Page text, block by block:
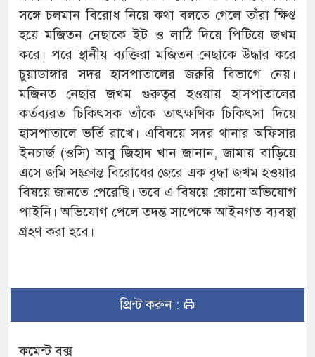
সঙ্গে চলমান বিরোধ নিয়ে কথা বলতে গেলে তাঁরা ক্ষিপ্ত
হয়ে মজিতন নেছাকে ইট ও লাঠি দিয়ে পিটিয়ে জখম
করে। পরে স্থানীয় ব্যক্তিরা মজিতন নেছাকে উদ্ধার করে
চুয়াডাঙ্গার সদর হাসপাতালের জরুরি বিভাগে নেয়।
মজিনত নেছার জখম গুরুত্বর হওয়ায় হাসপাতালের
কর্তব্যরত চিকিৎসক তাঁকে তাৎক্ষণিক চিকিৎসা দিয়ে
হাসপাতালে ভর্তি রাখে। এবিষয়ে সদর থানার অফিসার
ইনচার্জ (ওসি) আবু জিহাদ খান জানান, জামায় বাড়িয়ে
এসে জমি সংক্রান্ত বিরোধের জেরে এক বৃদ্ধা জখম হওয়ার
বিষয়ে জানতে পেরেছি। তবে এ বিষয়ে কোনো অভিযোগ
পাইনি। অভিযোগ পেলে তদন্ত সাপেক্ষে আইনগত ব্যবস্থা
গ্রহণ করা হবে।
প্রিন্ট করুন :
কমেন্ট বক্স